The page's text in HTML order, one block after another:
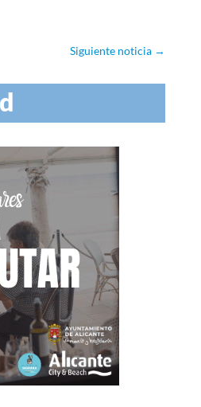
Siguiente noticia →